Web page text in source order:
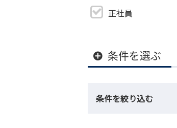
正社員
条件を選ぶ
条件を絞り込む